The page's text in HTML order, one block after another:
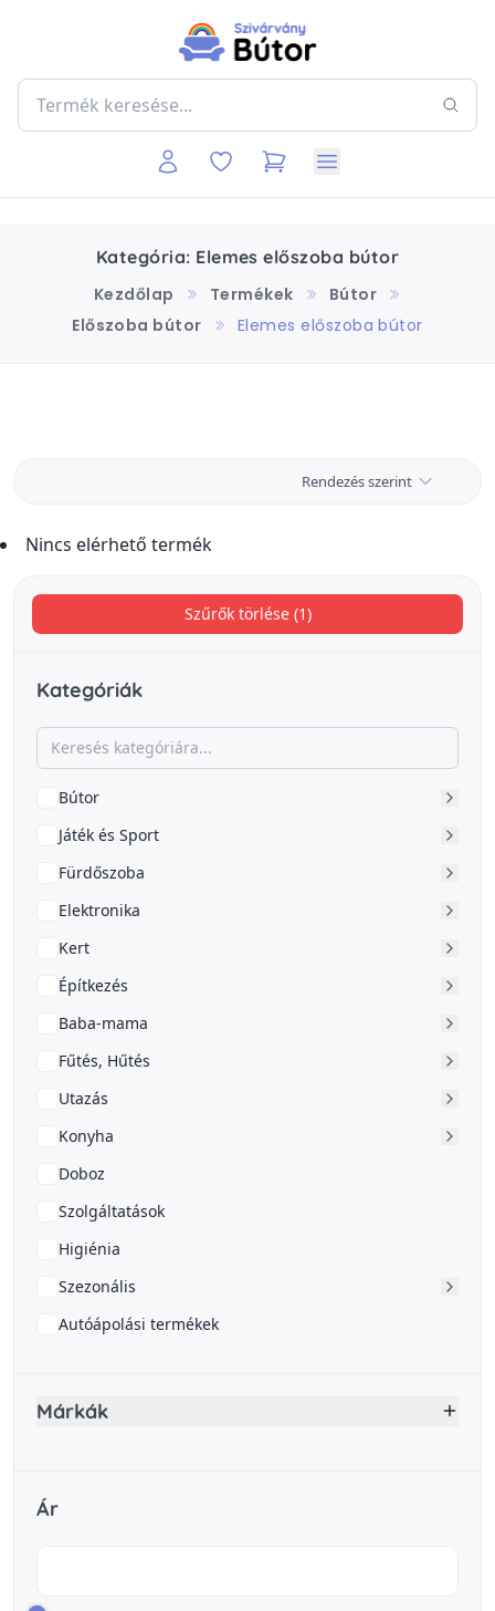
Kategória: Elemes előszoba bútor
Kezdőlap
Termékek
Bútor
Előszoba bútor
Elemes előszoba bútor
Szűrők törlése (1)
Kategóriák
Bútor
Játék és Sport
Fürdőszoba
Elektronika
Kert
Építkezés
Baba-mama
Fűtés, Hűtés
Utazás
Konyha
Doboz
Szolgáltatások
Higiénia
Szezonális
Autóápolási termékek
Márkák
Ár
Rendezés szerint
Nincs elérhető termék